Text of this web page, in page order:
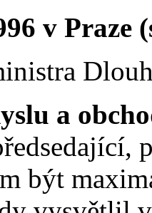
v Praze
a
být